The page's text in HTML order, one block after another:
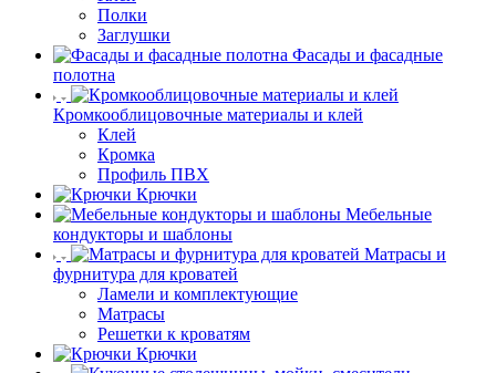
Полки
Заглушки
Фасады и фасадные
полотна
Кромкооблицовочные материалы и клей
Клей
Кромка
Профиль ПВХ
Крючки
Мебельные
кондукторы и шаблоны
Матрасы и
фурнитура для кроватей
Ламели и комплектующие
Матрасы
Решетки к кроватям
Крючки